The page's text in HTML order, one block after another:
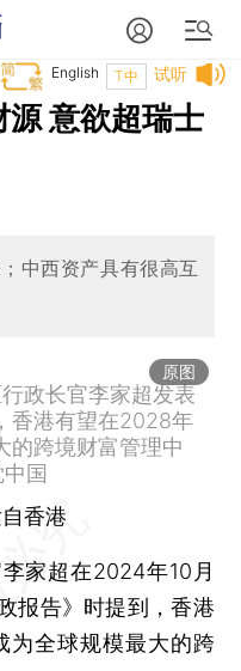
试听
T中
English
源 意欲超瑞士
中西资产具有很高互
原图
政长官李家超发表
香港有望在2028年
的跨境财富管理中
国
香港
家超在2024年10月
报告》时提到，香港
为全球规模最大的跨